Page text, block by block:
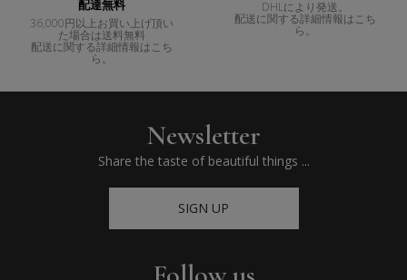
配達無料
36,000円以上お買い上げ頂い
た場合は送料無料
配送に関する詳細情報はこち
ら。
DHLにより発送。
配送に関する詳細情報はこち
ら。
Newsletter
Share the taste of beautiful things ...
SIGN UP